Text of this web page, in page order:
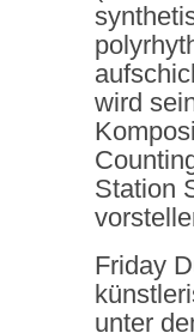
wird
Station
Friday
unter